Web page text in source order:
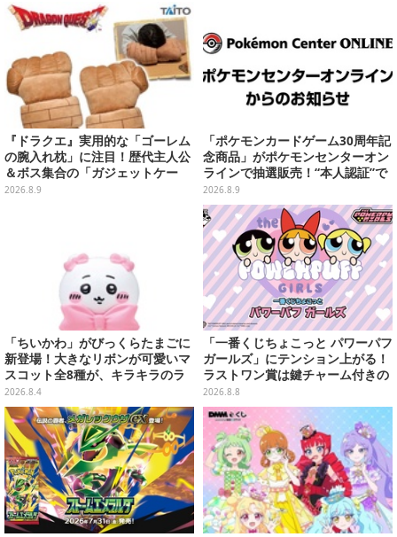
『ドラクエ』実用的な「ゴーレム
の腕入れ枕」に注目！歴代主人公
＆ボス集合の「ガジェットケー
ス」ほか9プライズが続々展開
2026.8.9
「ポケモンカードゲーム30周年記
念商品」がポケモンセンターオン
ラインで抽選販売！“本人認証”で
当選率アップ
2026.8.9
「ちいかわ」がびっくらたまごに
新登場！大きなリボンが可愛いマ
スコット全8種が、キラキラのラ
メ入り入浴剤から飛び出す
2026.8.4
「一番くじちょこっと パワーパフ
ガールズ」にテンション上がる！
ラストワン賞は鍵チャーム付きの
シール帳スペシャルセット
2026.8.8